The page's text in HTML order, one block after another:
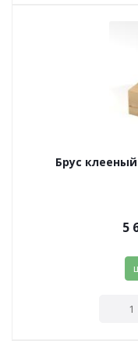
Брус клееный
5